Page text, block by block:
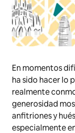
En momentos
ha sido hacer lo
realmente
generosidad
anfitriones y
especialmente